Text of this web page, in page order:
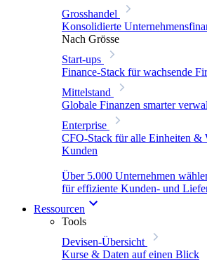
Grosshandel
Konsolidierte
Nach Grösse
Start-ups
Finance-Stack für wachsende
Mittelstand
Globale Finanzen smarter
Enterprise
CFO-Stack für alle Einheiten &
Kunden
Über 5.000 Unternehmen
für effiziente Kunden- und
Ressourcen
Tools
Devisen-Übersicht
Kurse & Daten auf einen Blick